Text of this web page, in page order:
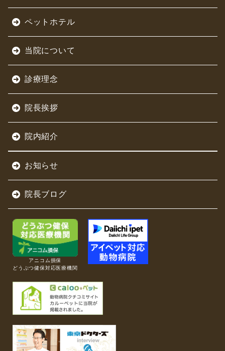
ペットホテル
当院について
診療理念
院長挨拶
院内紹介
お知らせ
院長ブログ
アニコム損保
どうぶつ健保対応医療機関